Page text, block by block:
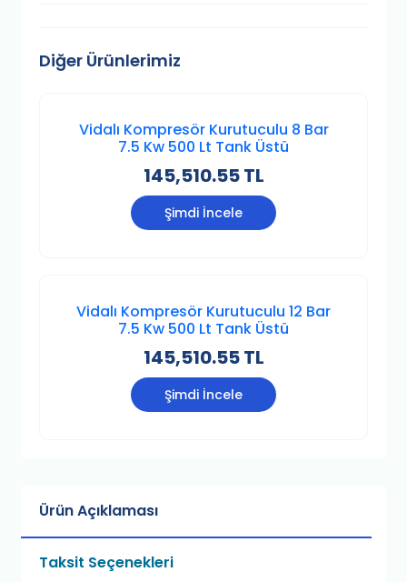
Diğer Ürünlerimiz
Vidalı Kompresör Kurutuculu 8 Bar
7.5 Kw 500 Lt Tank Üstü
145,510.55 TL
Şimdi İncele
Vidalı Kompresör Kurutuculu 12 Bar
7.5 Kw 500 Lt Tank Üstü
145,510.55 TL
Şimdi İncele
Ürün Açıklaması
Taksit Seçenekleri